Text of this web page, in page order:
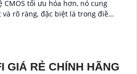
rõ ràng, đặc biệt là trong điều
GIÁ RẺ CHÍNH HÃNG